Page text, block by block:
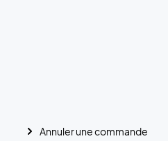
Annuler une commande